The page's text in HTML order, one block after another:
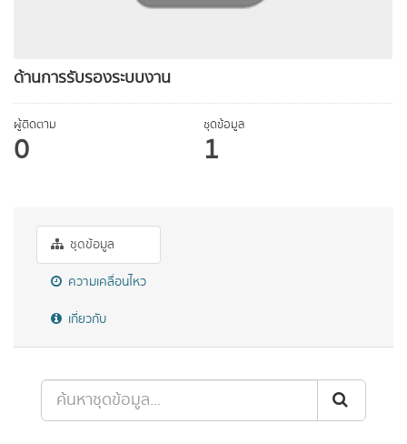
ด้านการรับรองระบบงาน
ผู้ติดตาม
0
ชุดข้อมูล
1
ชุดข้อมูล
ความเคลื่อนไหว
เกี่ยวกับ